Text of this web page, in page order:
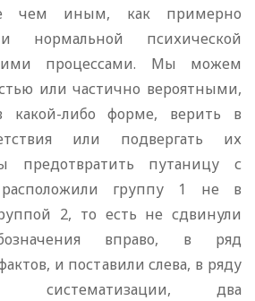
чем иным, как примерно
нормальной психической
процессами. Мы можем
или частично вероятными,
какой-либо форме, верить в
или подвергать их
предотвратить путаницу с
группу 1 не в
2, то есть не сдвинули
вправо, в ряд
и поставили слева, в ряду
систематизации, два